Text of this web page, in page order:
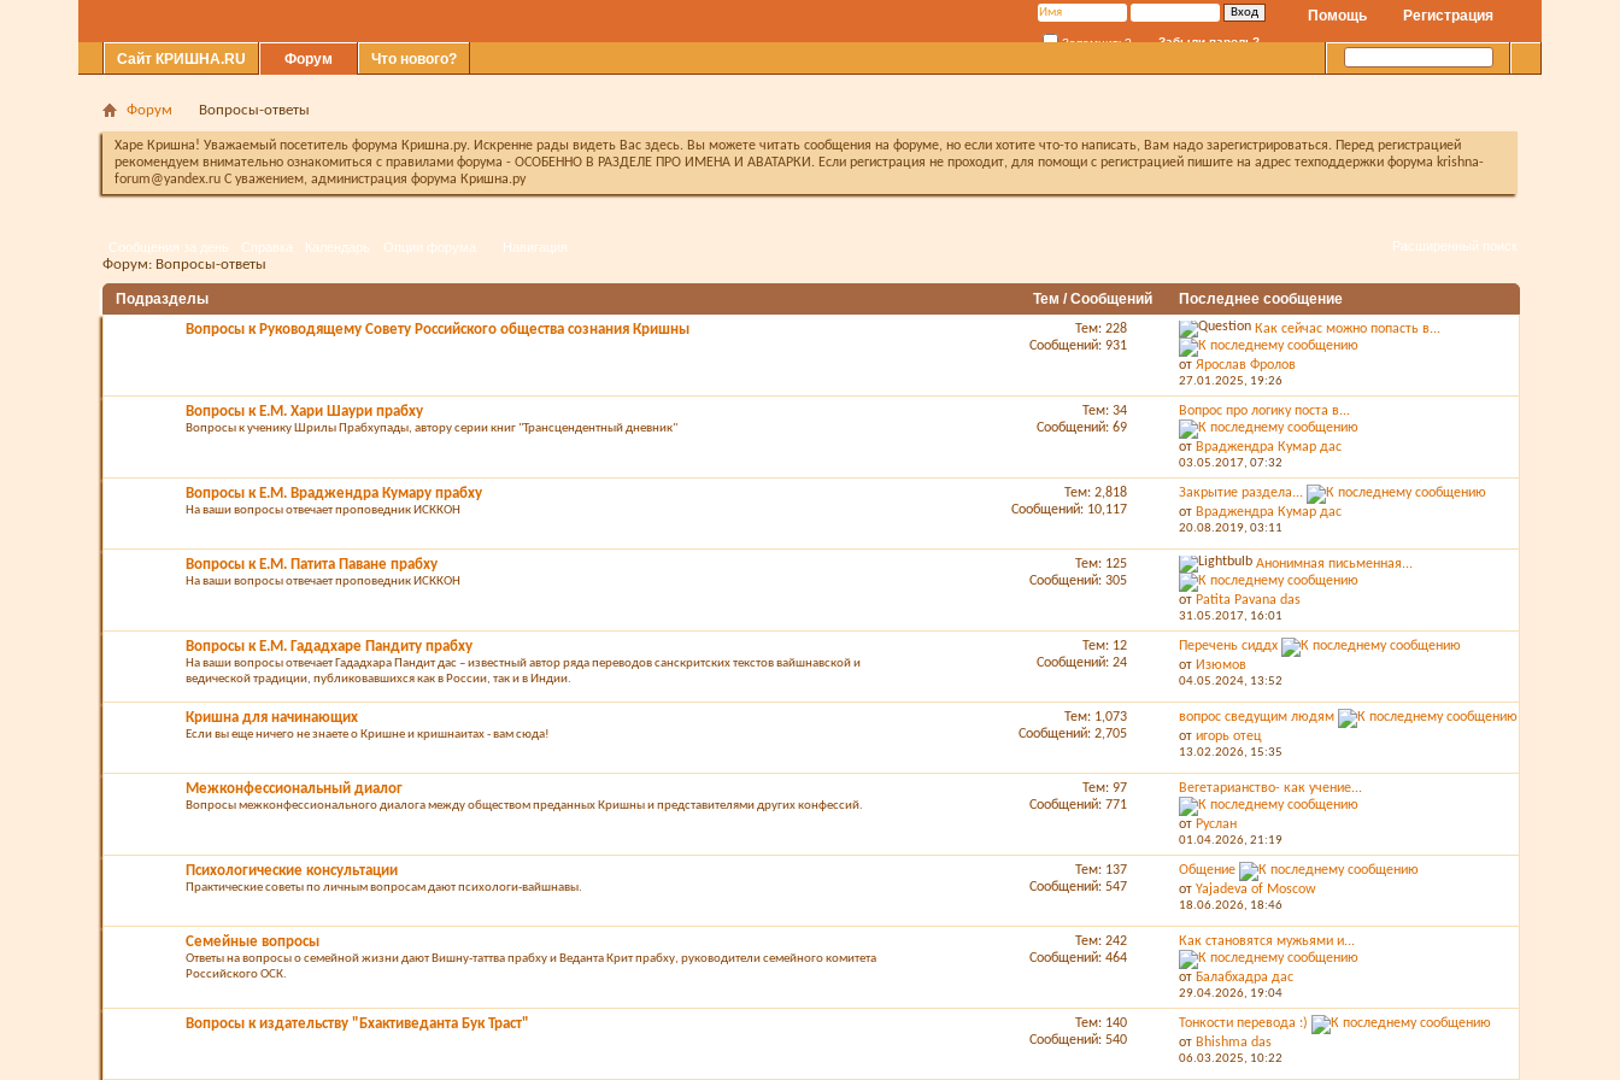
Регистрация
Помощь
Запомнить? Забыли пароль?
Сайт КРИШНА.RU Форум
Сообщения за день Справка Календарь Опции форума Навигация
Что нового?
Расширенный поиск
Форум Вопросы-ответы
Харе Кришна! Уважаемый посетитель форума Кришна.ру. Искренне рады видеть Вас здесь. Вы можете читать сообщения на форуме, но если хотите что-то написать, Вам надо зарегистрироваться. Перед регистрацией
рекомендуем внимательно ознакомиться с правилами форума - ОСОБЕННО В РАЗДЕЛЕ ПРО ИМЕНА И АВАТАРКИ. Если регистрация не проходит, для помощи с регистрацией пишите на адрес техподдержки форума krishna-
forum@yandex.ru С уважением, администрация форума Кришна.ру
Форум: Вопросы-ответы
Подразделы Тем / Сообщений Последнее сообщение
Вопросы к Руководящему Совету Российского общества сознания Кришны
Тем: 228
Сообщений: 931
Как сейчас можно попасть в...
отЯрослав Фролов
27.01.2025, 19:26
Вопросы к Е.М. Хари Шаури прабху
Вопросы к ученику Шрилы Прабхупады, автору серии книг "Трансцендентный дневник"
Тем: 34
Сообщений: 69
Вопрос про логику поста в...
от Враджендра Кумар дас
03.05.2017,07:32
Вопросы к Е.М. Враджендра Кумару прабху
На ваши вопросы отвечает проповедник ИСККОН
Тем: 2,818
Сообщений: 10,117
Закрытие раздела...
от Враджендра Кумар дас
20.08.2019,03:11
Вопросы к Е.М. Патита Паване прабху
На ваши вопросы отвечает проповедник ИСККОН
Тем: 125
Сообщений: 305
Анонимная письменная...
от Patita Pavana das
31.05.2017, 16:01
Вопросы к Е.М. Гададхаре Пандиту прабху
На ваши вопросы отвечает Гададхара Пандит дас – известный автор ряда переводов санскритских текстов вайшнавской и
ведической традиции, публиковавшихся как в России, так и в Индии.
Тем: 12
Сообщений: 24
Перечень сиддх
от Изюмов
04.05.2024, 13:52
Кришна для начинающих
Если вы еще ничего не знаете о Кришне и кришнаитах - вам сюда!
Тем: 1,073
Сообщений: 2,705
вопрос сведущим людям
отигорь отец
13.02.2026, 15:35
Межконфессиональный диалог
Вопросы межконфессионального диалога между обществом преданных Кришны и представителями других конфессий.
Тем: 97
Сообщений: 771
Вегетарианство- как учение...
от Руслан
01.04.2026,21:19
Психологические консультации
Практические советы по личным вопросам дают психологи-вайшнавы.
Тем: 137
Сообщений: 547
Общение
отYajadeva of Moscow
18.06.2026, 18:46
Семейные вопросы
Ответы на вопросы о семейной жизни дают Вишну-таттва прабху и Веданта Крит прабху, руководители семейного комитета
Российского ОСК.
Тем: 242
Сообщений: 464
Как становятся мужьями и...
от Балабхадра дас
29.04.2026, 19:04
Вопросы к издательству "Бхактиведанта Бук Траст"
Тем: 140
Сообщений: 540
Тонкости перевода :)
от Bhishma das
06.03.2025, 10:22